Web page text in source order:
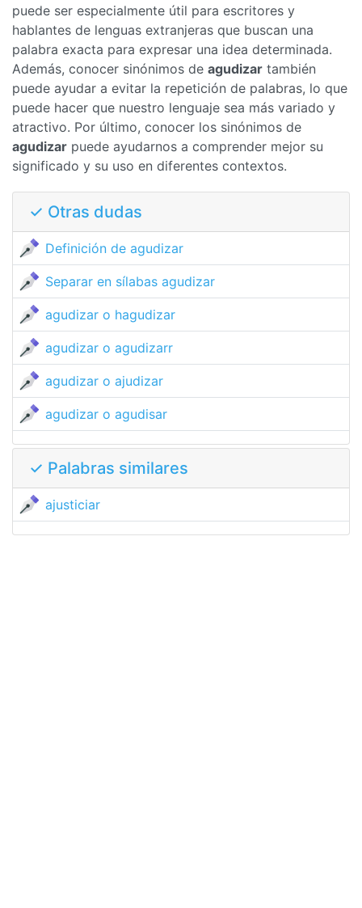
puede ser especialmente útil para escritores y
hablantes de lenguas extranjeras que buscan una
palabra exacta para expresar una idea determinada.
Además, conocer sinónimos de agudizar también
puede ayudar a evitar la repetición de palabras, lo que
puede hacer que nuestro lenguaje sea más variado y
atractivo. Por último, conocer los sinónimos de
agudizar puede ayudarnos a comprender mejor su
significado y su uso en diferentes contextos.
✓ Otras dudas
Definición de agudizar
Separar en sílabas agudizar
agudizar o hagudizar
agudizar o agudizarr
agudizar o ajudizar
agudizar o agudisar
✓ Palabras similares
ajusticiar